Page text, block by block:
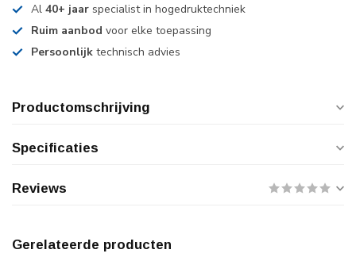
Al 40+ jaar specialist in hogedruktechniek
Ruim aanbod voor elke toepassing
Persoonlijk technisch advies
Productomschrijving
Specificaties
Reviews
Gerelateerde producten